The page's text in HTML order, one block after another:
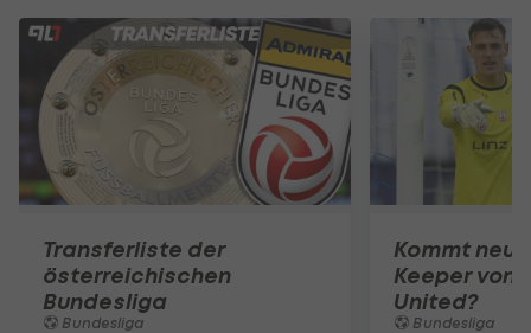
Transferliste der
österreichischen
Bundesliga
Bundesliga
Kommt
Keeper von
United?
Bundesliga